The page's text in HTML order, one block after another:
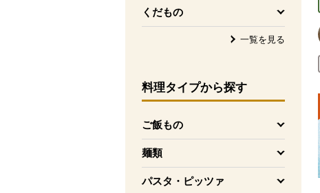
くだもの
を開く
一覧を見る
料理タイプから探す
ご飯もの
を開く
麺類
を開く
パスタ・ピッツァ
を開く